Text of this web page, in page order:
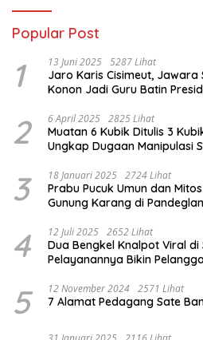
Popular Post
1 13 Juni 2025 5287 Lihat
Jaro Karis Cisimeut,
Konon Jadi Guru Batin
2 6 April 2025 2825 Lihat
Muatan 6 Kubik Ditulis 3
Ungkap Dugaan Manipulasi
3 18 Januari 2025 2724 Lihat
Prabu Pucuk Umun dan
Gunung Karang di
4 12 Juli 2025 2652 Lihat
Dua Bengkel Knalpot Viral di
Pelayanannya Bikin
5 12 November 2024 2571 Lihat
7 Alamat Pedagang Sate